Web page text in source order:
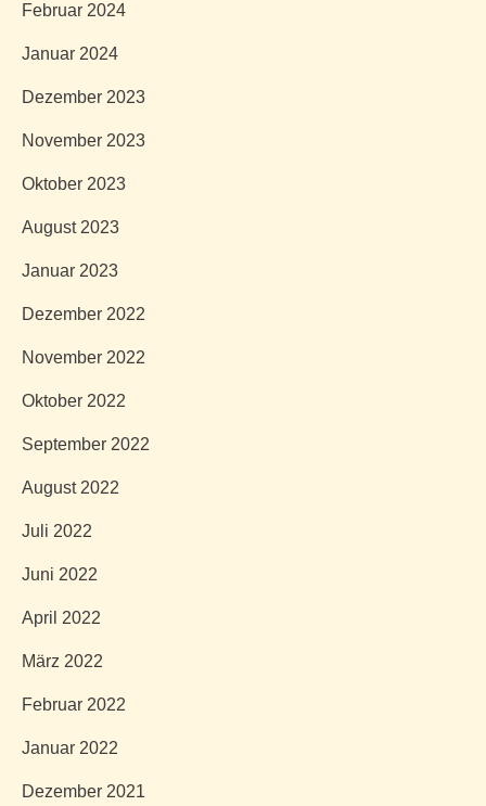
Februar 2024
Januar 2024
Dezember 2023
November 2023
Oktober 2023
August 2023
Januar 2023
Dezember 2022
November 2022
Oktober 2022
September 2022
August 2022
Juli 2022
Juni 2022
April 2022
März 2022
Februar 2022
Januar 2022
Dezember 2021